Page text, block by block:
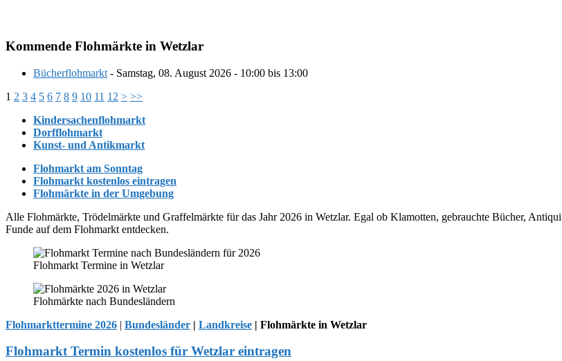
Kommende Flohmärkte in Wetzlar
Bücherflohmarkt - Samstag, 08. August 2026 - 10:00 bis 13:00
1 2 3 4 5 6 7 8 9 10 11 12 > >>
Kindersachenflohmarkt
Dorfflohmarkt
Kunst- und Antikmarkt
Flohmarkt am Sonntag
Flohmarkt kostenlos eintragen
Flohmärkte in der Umgebung
Alle Flohmärkte, Trödelmärkte und Graffelmärkte für das Jahr 2026 in Wetzlar. Egal ob Klamotten, gebrauchte Bücher,
Funde auf dem Flohmarkt entdecken.
Flohmarkt Termine in Wetzlar
Flohmärkte nach Bundesländern
Flohmarkttermine 2026 | Bundesländer | Landkreise | Flohmärkte in Wetzlar
Flohmarkt Termin kostenlos für Wetzlar eintragen